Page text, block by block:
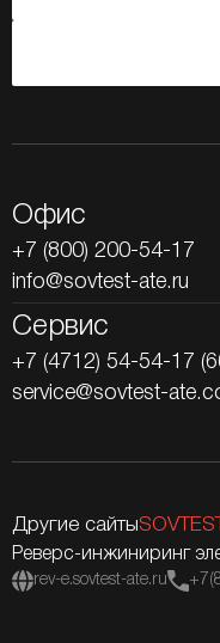
Офис
+7 (800) 200-54-17
info@sovtest-ate.ru
Сервис
+7 (4712) 54-54-17
service@sovtest-
Другие сайтыSOVTEST
Реверс-инжиниринг
rev-e.sovtest-ate.ru